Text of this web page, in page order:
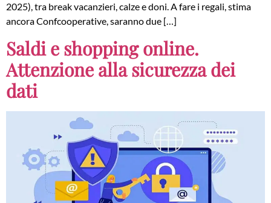
2025), tra break vacanzieri, calze e doni. A fare i regali, stima
ancora Confcooperative, saranno due […]
Saldi e shopping online.
Attenzione alla sicurezza dei
dati